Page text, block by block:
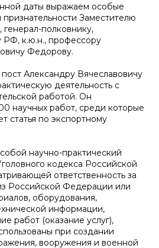
даты выражаем особые
Заместителю
полковнику,
РФ, к.ю.н., профессору
Федорову.
Александру Вячеславовичу
деятельность с
работой. Он
научных работ, среди которые
статья по экспортному
научно-практический
кодекса Российской
ответственность за
Российской Федерации или
оборудования,
информации,
работ (оказание услуг),
при создании
вооружения и военной